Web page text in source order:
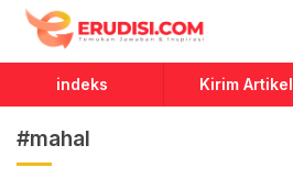
Erudisi
Temukan Jawaban dan Inspirasi
indeks Kirim Artikel
#mahal